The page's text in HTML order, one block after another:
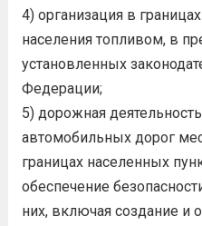
4) организация в
населения топливом, в
установленных
Федерации;
5) дорожная
автомобильных дорог
границах населенных
обеспечение
них, включая создание и